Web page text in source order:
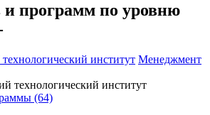
и программ по уровню
институт Менеджмент
(64)